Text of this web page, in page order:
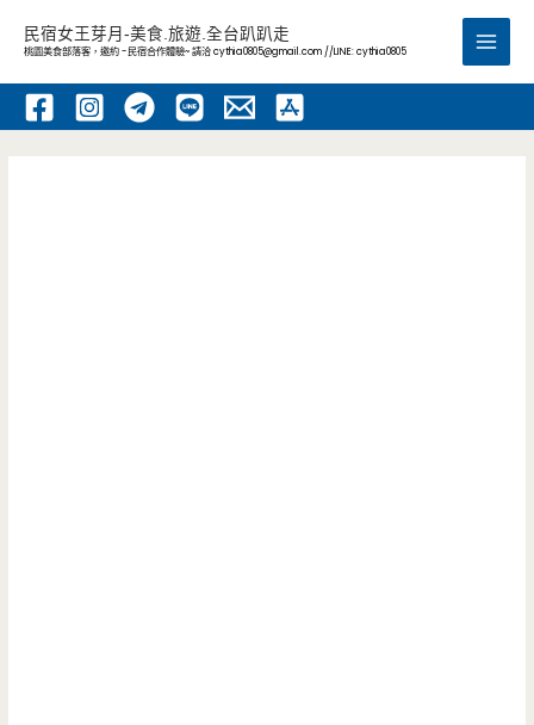
內
民宿女王芽月-美食.旅遊.全台趴趴走
桃園美食部落客，邀約 -民宿合作體驗~ 請洽cythia0805@gmail.com //LINE: cythia0805
Main